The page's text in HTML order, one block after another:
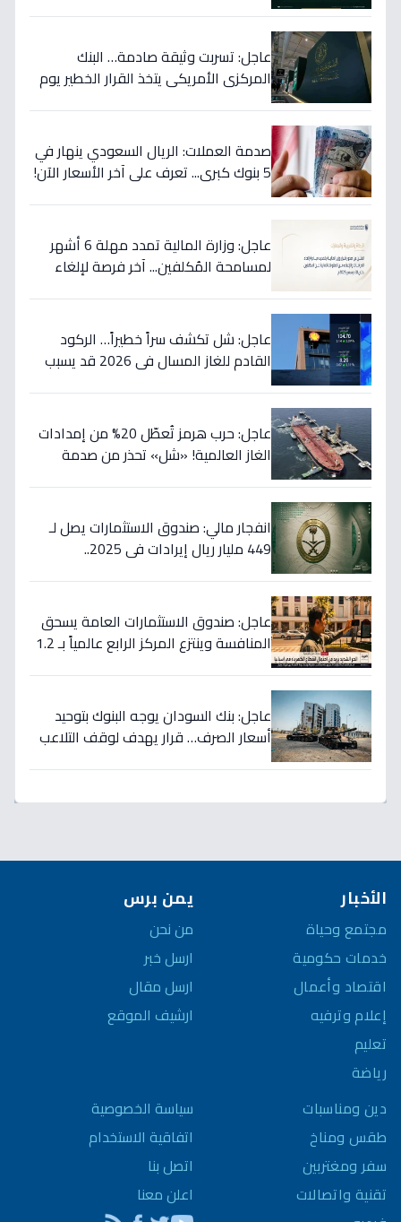
عاجل: تسربت وثيقة صادمة… البنك
المركزي الأمريكي يتخذ القرار الخطير يوم
صدمة العملات: الريال السعودي ينهار في
5 بنوك كبرى... تعرف على آخر الأسعار الآن!
عاجل: وزارة المالية تمدد مهلة 6 أشهر
لمسامحة المُكلفين... آخر فرصة لإلغاء
عاجل: شل تكشف سراً خطيراً… الركود
القادم للغاز المسال في 2026 قد يسبب
عاجل: حرب هرمز تُعطّل 20% من إمدادات
الغاز العالمية! «شل» تحذر من صدمة
انفجار مالي: صندوق الاستثمارات يصل لـ
449 مليار ريال إيرادات في 2025..
عاجل: صندوق الاستثمارات العامة يسحق
المنافسة وينتزع المركز الرابع عالمياً بـ 1.2
عاجل: بنك السودان يوجه البنوك بتوحيد
أسعار الصرف… قرار يهدف لوقف التلاعب
الأخبار
مجتمع وحياة
خدمات حكومية
اقتصاد وأعمال
إعلام وترفيه
تعليم
رياضة
دين ومناسبات
طقس ومناخ
سفر ومغتربين
تقنية واتصالات
يمن برس
من نحن
ارسل خبر
ارسل مقال
ارشيف الموقع
سياسة الخصوصية
اتفاقية الاستخدام
اتصل بنا
اعلن معنا